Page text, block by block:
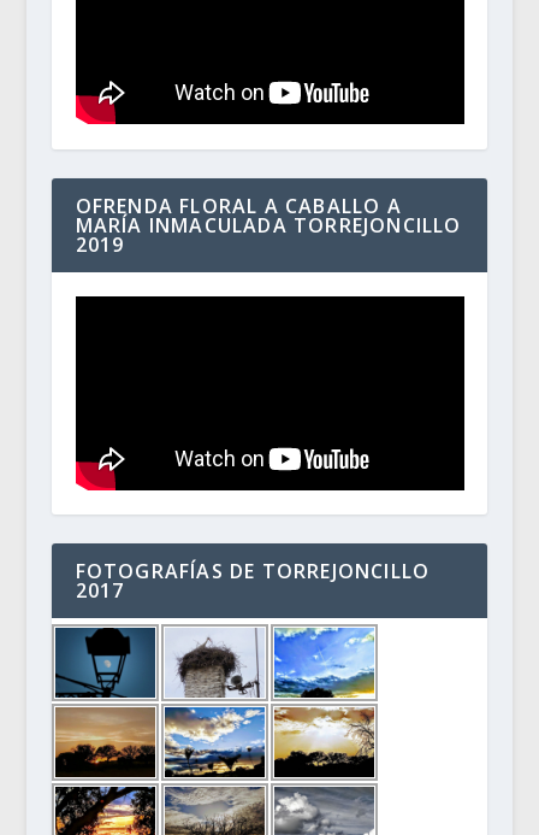
OFRENDA FLORAL A CABALLO A
MARÍA INMACULADA TORREJONCILLO
2019
FOTOGRAFÍAS DE TORREJONCILLO
2017